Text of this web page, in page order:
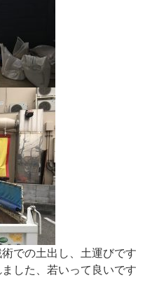
での土出し、土運びです
した、若いって良いです